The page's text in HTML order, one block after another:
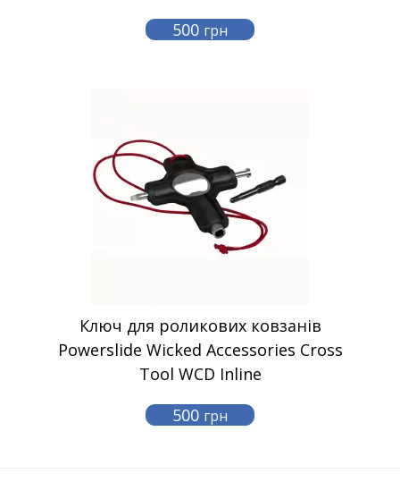
500 грн
Ключ для роликових ковзанів
Powerslide Wicked Accessories Cross
Tool WCD Inline
500 грн